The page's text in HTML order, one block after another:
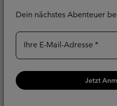
Dein nächstes Abenteuer
Ihre E-Mail-Adresse
Jetzt
Neue Farben
Inner Limits™ IV
wasserdichte Jacke für